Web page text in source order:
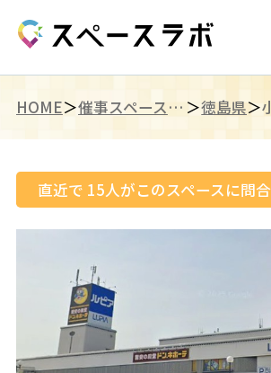
HOME 催事スペース（四国） 徳島県
直近で 15人がこのスペースに問